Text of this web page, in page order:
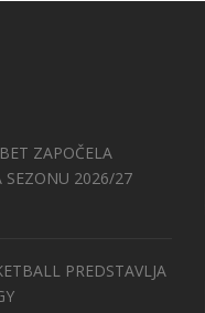
ZAPOČELA
SEZONU 2026/27
PREDSTAVLJA